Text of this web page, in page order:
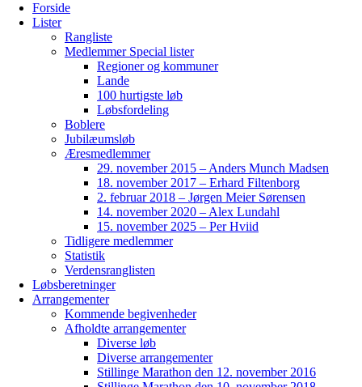
Forside
Lister
Rangliste
Medlemmer Special lister
Regioner og kommuner
Lande
100 hurtigste løb
Løbsfordeling
Boblere
Jubilæumsløb
Æresmedlemmer
29. november 2015 – Anders Munch Madsen
18. november 2017 – Erhard Filtenborg
2. februar 2018 – Jørgen Meier Sørensen
14. november 2020 – Alex Lundahl
15. november 2025 – Per Hviid
Tidligere medlemmer
Statistik
Verdensranglisten
Løbsberetninger
Arrangementer
Kommende begivenheder
Afholdte arrangementer
Diverse løb
Diverse arrangementer
Stillinge Marathon den 12. november 2016